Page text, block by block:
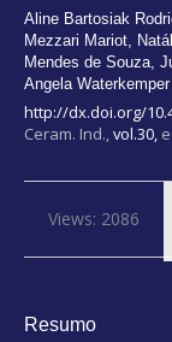
Aline Bartosiak
Mezzari Mariot
Mendes de Souza
Angela Waterkemper
http://dx.doi.org/
Ceram. Ind.,vol.30,
Views: 2086
Resumo